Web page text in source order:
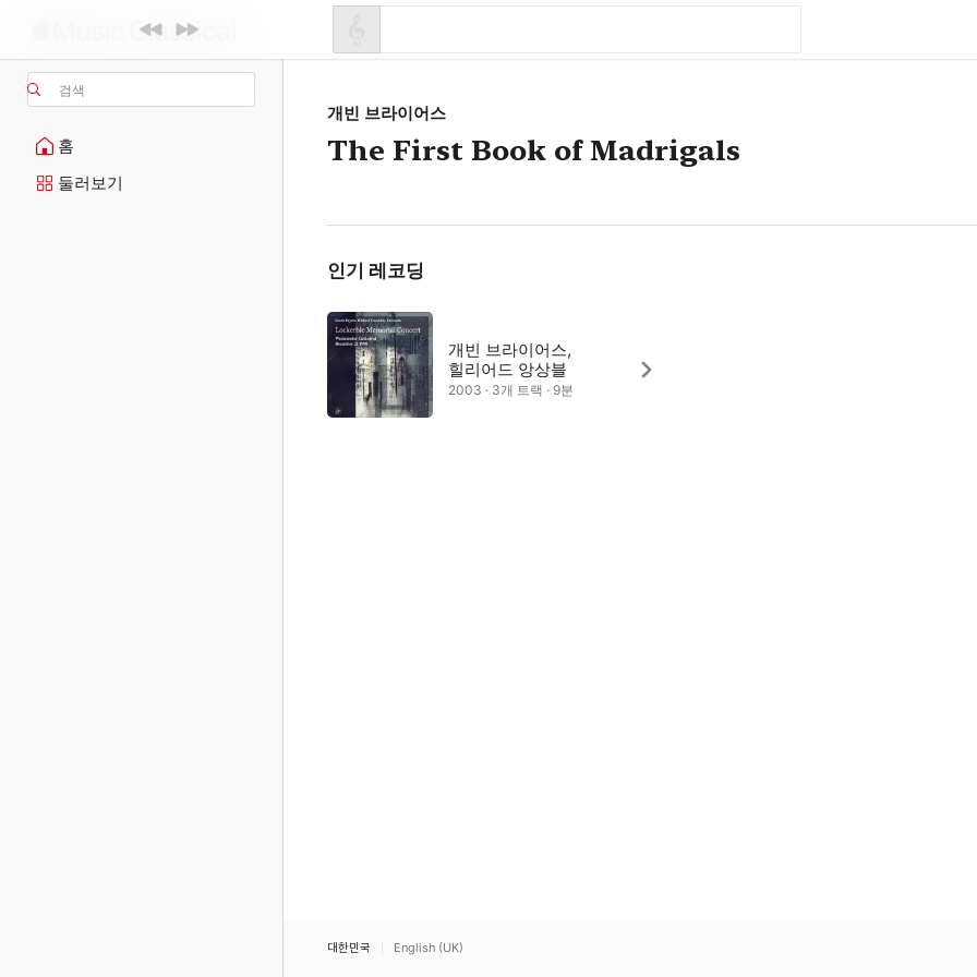
검색
홈
둘러보기
개빈 브라이어스
The First Book of Madrigals
인기 레코딩
개빈 브라이어스,
힐리어드 앙상블
2003 · 3개 트랙 · 9분
대한민국 English (UK)